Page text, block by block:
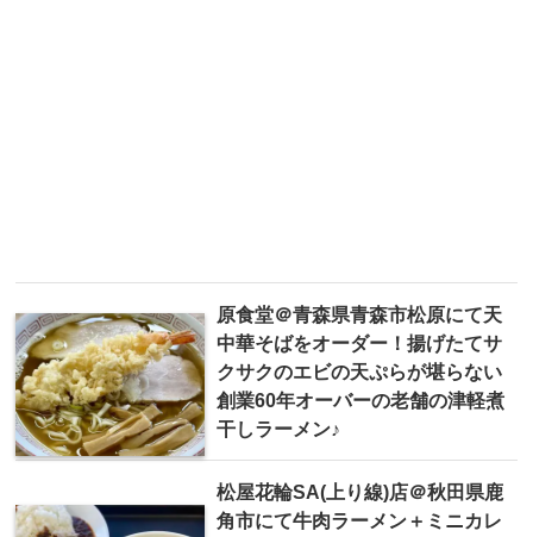
原食堂＠青森県青森市松原にて天
中華そばをオーダー！揚げたてサ
クサクのエビの天ぷらが堪らない
創業60年オーバーの老舗の津軽煮
干しラーメン♪
松屋花輪SA(上り線)店＠秋田県鹿
角市にて牛肉ラーメン＋ミニカレ